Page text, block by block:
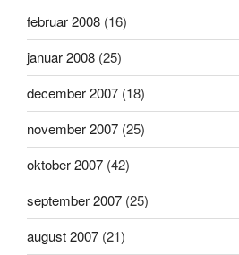
februar 2008 (16)
januar 2008 (25)
december 2007 (18)
november 2007 (25)
oktober 2007 (42)
september 2007 (25)
august 2007 (21)